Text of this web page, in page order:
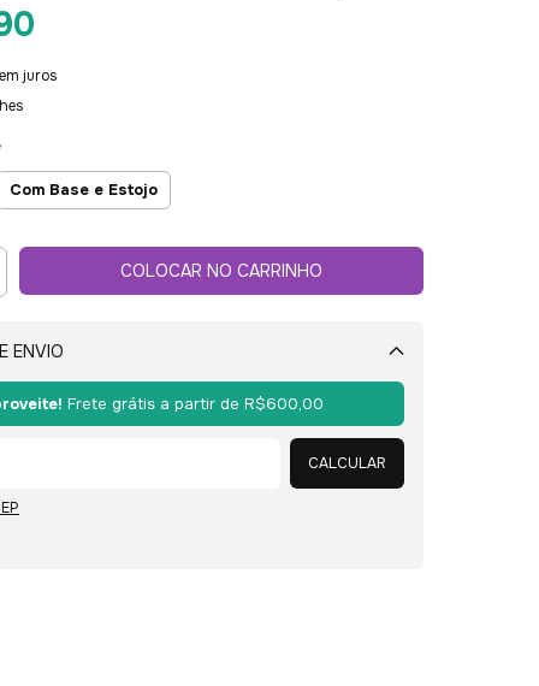
juros
Com Base e Estojo
ENVIO
Frete grátis a partir de R$600,00
CALCULAR